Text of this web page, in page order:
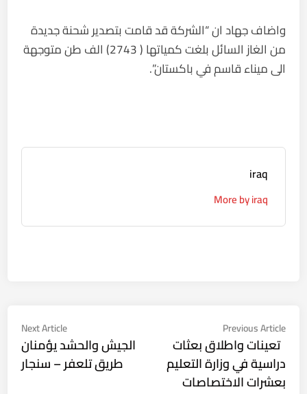
واضاف جهاد ان “الشركة قد قامت بتصدير شحنة جديدة
من الغاز السائل بلغت كمياتها ( 2743) الف طن متوجهة
الى ميناء قاسم في باكستان”.
iraq
More by iraq
تصفّح
المقالات
Previous Article
article:
تعينات واطلاق بعثات
دراسية في وزارة التعليم
بعشرات الاختصاصات
Next Article
Next
الجيش والحشد يؤمنان
طريق تلعفر – سنجار